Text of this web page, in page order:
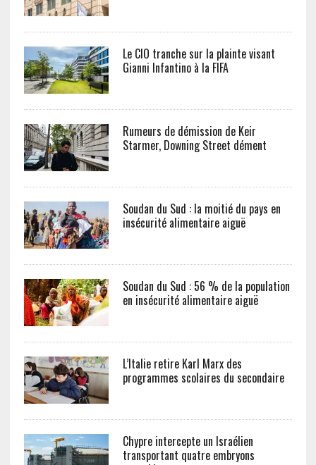
Le CIO tranche sur la plainte visant
Gianni Infantino à la FIFA
Rumeurs de démission de Keir
Starmer, Downing Street dément
Soudan du Sud : la moitié du pays en
insécurité alimentaire aiguë
Soudan du Sud : 56 % de la population
en insécurité alimentaire aiguë
L’Italie retire Karl Marx des
programmes scolaires du secondaire
Chypre intercepte un Israélien
transportant quatre embryons